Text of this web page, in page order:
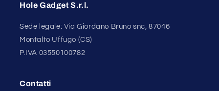
Hole Gadget S.r.l.
Sede legale: Via Giordano Bruno snc, 87046
Montalto Uffugo (CS)
P.IVA 03550100782
Contatti